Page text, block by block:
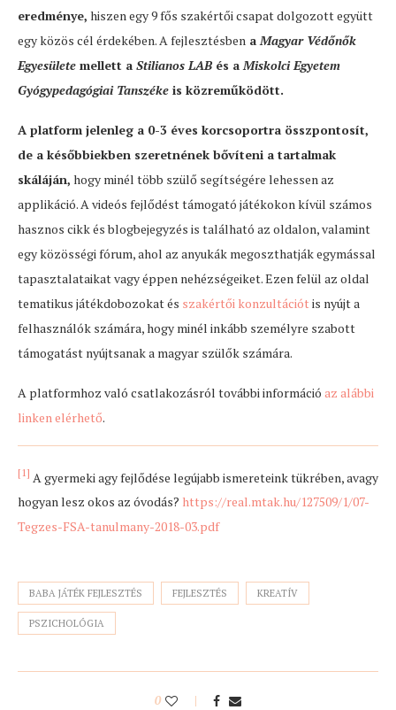
eredménye, hiszen egy 9 fős szakértői csapat dolgozott együtt
egy közös cél érdekében. A fejlesztésben a Magyar Védőnők
Egyesülete mellett a Stilianos LAB és a Miskolci Egyetem
Gyógypedagógiai Tanszéke is közreműködött.
A platform jelenleg a 0-3 éves korcsoportra összpontosít,
de a későbbiekben szeretnének bővíteni a tartalmak
skáláján, hogy minél több szülő segítségére lehessen az
applikáció. A videós fejlődést támogató játékokon kívül számos
hasznos cikk és blogbejegyzés is található az oldalon, valamint
egy közösségi fórum, ahol az anyukák megoszthatják egymással
tapasztalataikat vagy éppen nehézségeiket. Ezen felül az oldal
tematikus játékdobozokat és szakértői konzultációt is nyújt a
felhasználók számára, hogy minél inkább személyre szabott
támogatást nyújtsanak a magyar szülők számára.
A platformhoz való csatlakozásról további információ az alábbi
linken elérhető.
[1] A gyermeki agy fejlődése legújabb ismereteink tükrében, avagy
hogyan lesz okos az óvodás? https://real.mtak.hu/127509/1/07-
Tegzes-FSA-tanulmany-2018-03.pdf
BABA JÁTÉK FEJLESZTÉS FEJLESZTÉS KREATÍV
PSZICHOLÓGIA
0